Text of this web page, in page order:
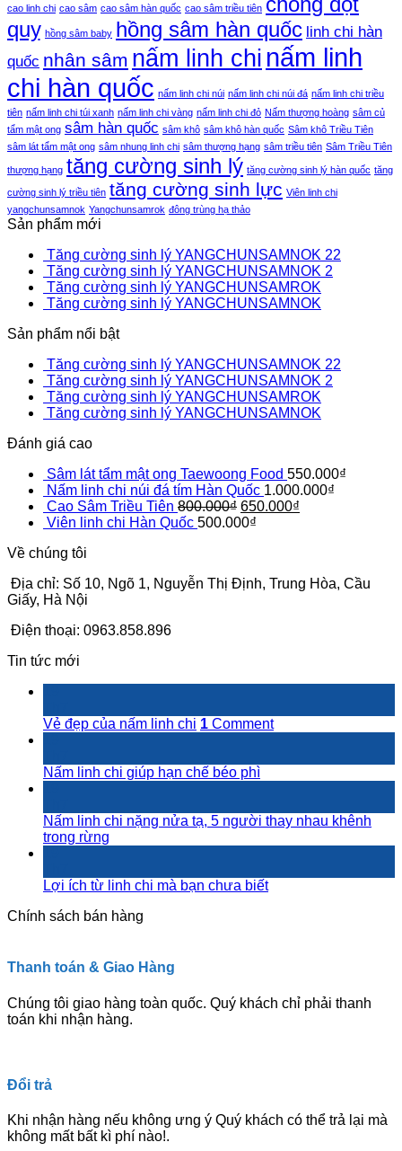
cao linh chi cao sâm cao sâm hàn quốc cao sâm triều tiên
quỵ hồng sâm baby hồng sâm hàn quốc linh chi hàn
quốc nhân sâm nấm linh chi nấm linh
chi hàn quốc nấm linh chi núi nấm linh chi núi đá nấm linh chi triều
tiên nấm linh chi túi xanh nấm linh chi vàng nấm linh chi đỏ Nấm thượng hoàng sâm củ
tẩm mật ong sâm hàn quốc sâm khô sâm khô hàn quốc Sâm khô Triều Tiên
sâm lát tẩm mật ong sâm nhung linh chi sâm thượng hạng sâm triều tiên Sâm Triều Tiên
thượng hạng tăng cường sinh lý tăng cường sinh lý hàn quốc tăng
cường sinh lý triều tiên tăng cường sinh lực Viên linh chi
yangchunsamnok Yangchunsamrok đông trùng hạ thảo
Sản phẩm mới
Tăng cường sinh lý YANGCHUNSAMNOK 22
Tăng cường sinh lý YANGCHUNSAMNOK 2
Tăng cường sinh lý YANGCHUNSAMROK
Tăng cường sinh lý YANGCHUNSAMNOK
Sản phẩm nổi bật
Tăng cường sinh lý YANGCHUNSAMNOK 22
Tăng cường sinh lý YANGCHUNSAMNOK 2
Tăng cường sinh lý YANGCHUNSAMROK
Tăng cường sinh lý YANGCHUNSAMNOK
Đánh giá cao
Sâm lát tẩm mật ong Taewoong Food 550.000₫
Nấm linh chi núi đá tím Hàn Quốc 1.000.000₫
Cao Sâm Triều Tiên 800.000₫ 650.000₫
Viên linh chi Hàn Quốc 500.000₫
Về chúng tôi
Địa chỉ: Số 10, Ngõ 1, Nguyễn Thị Định, Trung Hòa, Cầu
Giấy, Hà Nội
Điện thoại: 0963.858.896
Tin tức mới
Vẻ đẹp của nấm linh chi 1 Comment
Nấm linh chi giúp hạn chế béo phì
Nấm linh chi nặng nửa tạ, 5 người thay nhau khênh
trong rừng
Lợi ích từ linh chi mà bạn chưa biết
Chính sách bán hàng
Thanh toán & Giao Hàng
Chúng tôi giao hàng toàn quốc. Quý khách chỉ phải thanh
toán khi nhận hàng.
Đổi trả
Khi nhận hàng nếu không ưng ý Quý khách có thể trả lại mà
không mất bất kì phí nào!.